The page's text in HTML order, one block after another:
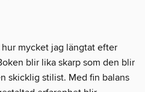
mycket jag längtat efter
blir lika skarp som den blir
skicklig stilist. Med fin balans